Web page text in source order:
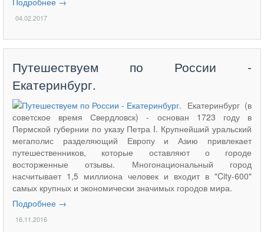
04.02.2017
Путешествуем по России -
Екатеринбург.
Екатеринбург (в
советское время Свердловск) - основан 1723 году в
Пермской губернии по указу Петра I. Крупнейший уральский
мегаполис разделяющий Европу и Азию привлекает
путешественников, которые оставляют о городе
восторженные отзывы. Многонациональный город
насчитывает 1,5 миллиона человек и входит в "City-600"
самых крупных и экономически значимых городов мира.
Подробнее →
16.11.2016